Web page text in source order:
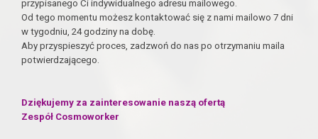
przypisanego Ci indywidualnego adresu mailowego.
Od tego momentu możesz kontaktować się z nami mailowo 7 dni
w tygodniu, 24 godziny na dobę.
Aby przyspieszyć proces, zadzwoń do nas po otrzymaniu maila
potwierdzającego.
Dziękujemy za zainteresowanie naszą ofertą
Zespół Cosmoworker